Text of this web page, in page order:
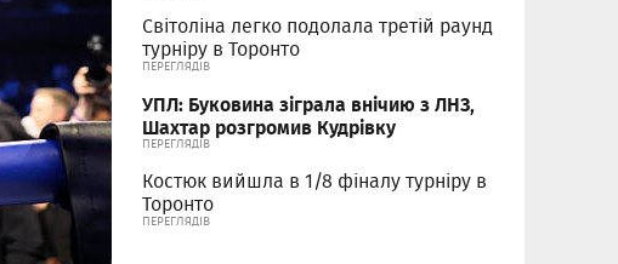
Світоліна легко подолала третій раунд
турніру в Торонто
ПЕРЕГЛЯДІВ
УПЛ: Буковина зіграла внічию з ЛНЗ,
Шахтар розгромив Кудрівку
ПЕРЕГЛЯДІВ
Костюк вийшла в 1/8 фіналу турніру в
Торонто
ПЕРЕГЛЯДІВ